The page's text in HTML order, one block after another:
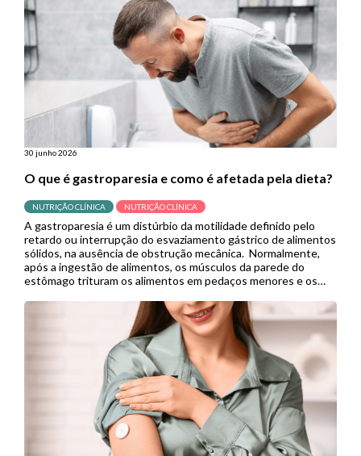
30 junho 2026
O que é gastroparesia e como é afetada pela dieta?
NUTRIÇÃO CLÍNICA NUTRIÇÃO CLÍNICA
A gastroparesia é um distúrbio da motilidade definido pelo
retardo ou interrupção do esvaziamento gástrico de alimentos
sólidos, na ausência de obstrução mecânica. Normalmente,
após a ingestão de alimentos, os músculos da parede do
estômago trituram os alimentos em pedaços menores e os
Porém, quando se […]